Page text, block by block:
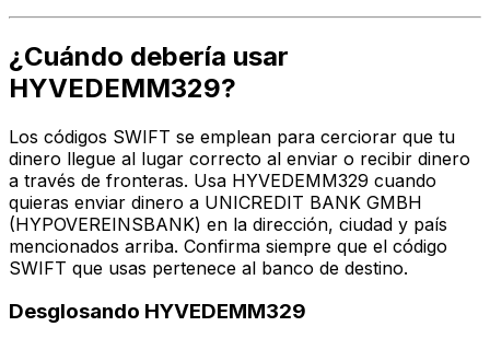
¿Cuándo debería usar
HYVEDEMM329?
Los códigos SWIFT se emplean para cerciorar que tu
dinero llegue al lugar correcto al enviar o recibir dinero
a través de fronteras. Usa HYVEDEMM329 cuando
quieras enviar dinero a UNICREDIT BANK GMBH
(HYPOVEREINSBANK) en la dirección, ciudad y país
mencionados arriba. Confirma siempre que el código
SWIFT que usas pertenece al banco de destino.
Desglosando HYVEDEMM329